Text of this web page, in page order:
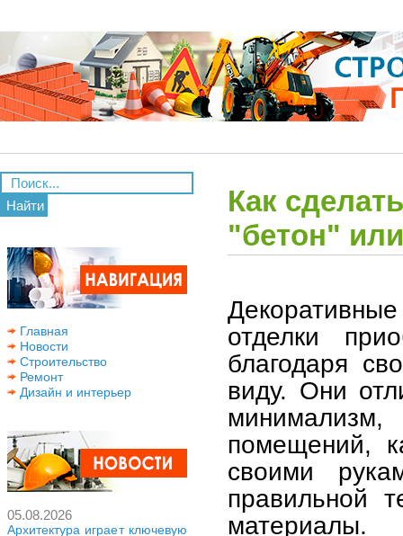
Найти
Главная
Новости
Строительство
Ремонт
Дизайн и интерьер
05.08.2026
Архитектура играет ключевую
Как
"бетон"
отделки
благодаря
виду. Они
помещений,
своими
правильной
материалы.